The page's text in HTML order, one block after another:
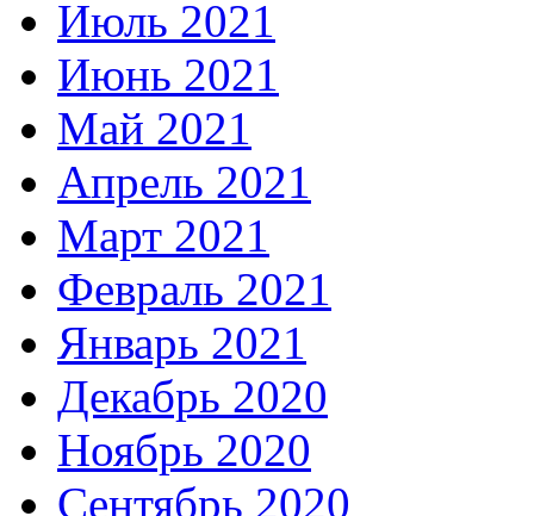
Июль 2021
Июнь 2021
Май 2021
Апрель 2021
Март 2021
Февраль 2021
Январь 2021
Декабрь 2020
Ноябрь 2020
Сентябрь 2020